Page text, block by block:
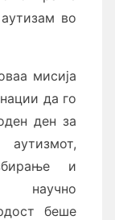
во
мисија
да го
ден за
и
научно
беше